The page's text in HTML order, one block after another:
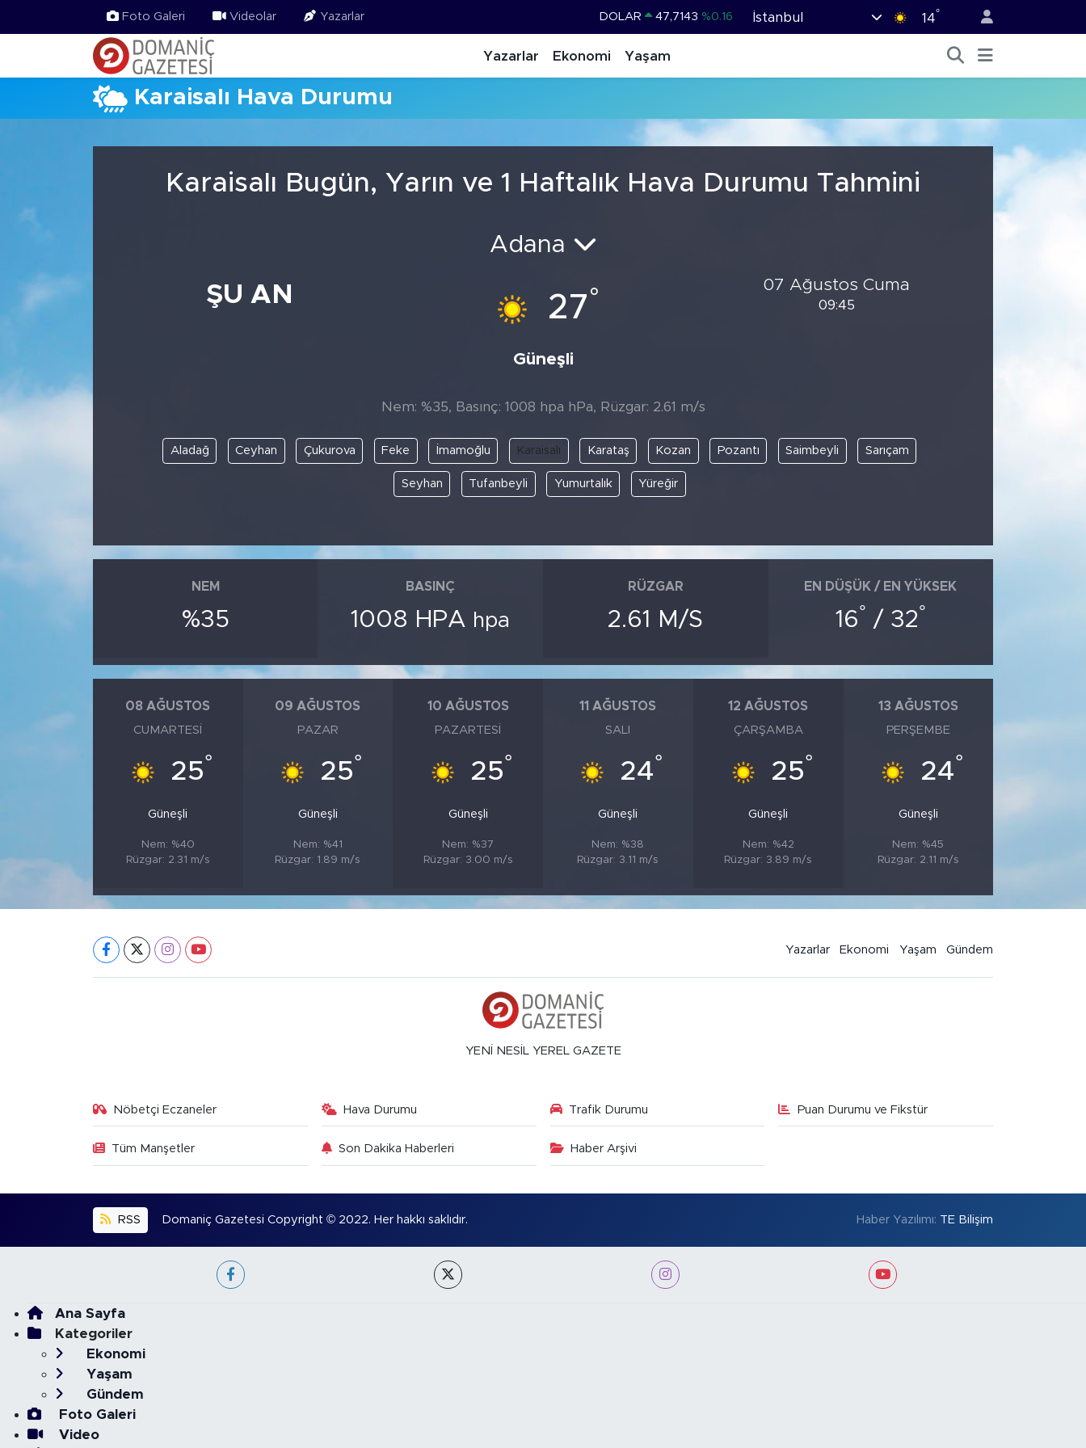
Foto Galeri Videolar Yazarlar DOLAR 47,7143 %0.16
STERLİN 64,2463 %0.07
BİST100 13.799
İstanbul 14°
Yazarlar Ekonomi Yaşam
Karaisalı Hava Durumu
Karaisalı Bugün, Yarın ve 1 Haftalık Hava Durumu Tahmini
ŞU AN
Adana
27°
Güneşli
07 Ağustos Cuma
09:45
Nem: %35, Basınç: 1008 hpa hPa, Rüzgar: 2.61 m/s
Aladağ Ceyhan Çukurova Feke İmamoğlu Karaisalı Karataş Kozan Pozantı Saimbeyli Sarıçam
Seyhan Tufanbeyli Yumurtalık Yüreğir
NEM
%35
BASINÇ
1008 HPA hpa
RÜZGAR
2.61 M/S
EN DÜŞÜK / EN YÜKSEK
16° / 32°
08 AĞUSTOS
CUMARTESI
25°
Güneşli
Nem: %40
Rüzgar: 2.31 m/s
09 AĞUSTOS
PAZAR
25°
Güneşli
Nem: %41
Rüzgar: 1.89 m/s
10 AĞUSTOS
PAZARTESI
25°
Güneşli
Nem: %37
Rüzgar: 3.00 m/s
11 AĞUSTOS
SALI
24°
Güneşli
Nem: %38
Rüzgar: 3.11 m/s
12 AĞUSTOS
ÇARŞAMBA
25°
Güneşli
Nem: %42
Rüzgar: 3.89 m/s
13 AĞUSTOS
PERŞEMBE
24°
Güneşli
Nem: %45
Rüzgar: 2.11 m/s
Yazarlar Ekonomi Yaşam Gündem
YENİ NESİL YEREL GAZETE
Nöbetçi Eczaneler Hava Durumu Trafik Durumu Puan Durumu ve Fikstür
Tüm Manşetler Son Dakika Haberleri Haber Arşivi
RSS Domaniç Gazetesi Copyright © 2022. Her hakkı saklıdır. Haber Yazılımı: TE Bilişim
Ana Sayfa
Kategoriler
Ekonomi
Yaşam
Gündem
Foto Galeri
Video